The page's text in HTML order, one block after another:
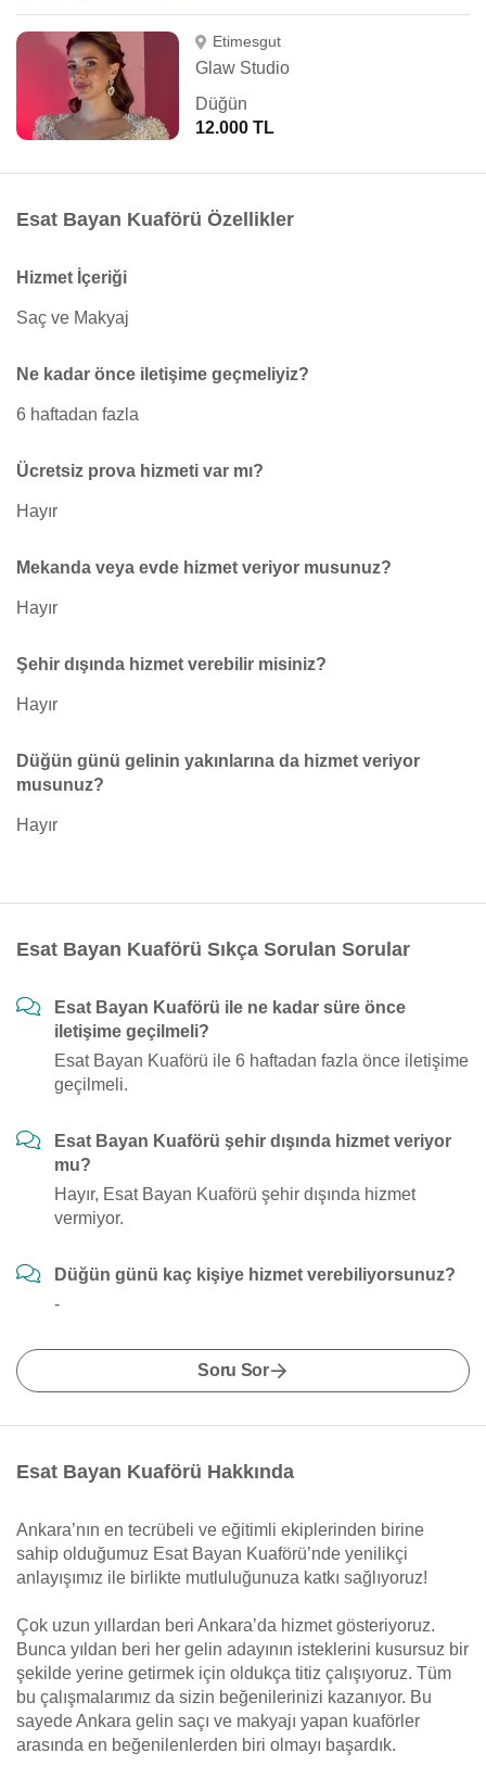
Etimesgut
Glaw Studio
Düğün
12.000 TL
Esat Bayan Kuaförü Özellikler
Hizmet İçeriği
Saç ve Makyaj
Ne kadar önce iletişime geçmeliyiz?
6 haftadan fazla
Ücretsiz prova hizmeti var mı?
Hayır
Mekanda veya evde hizmet veriyor musunuz?
Hayır
Şehir dışında hizmet verebilir misiniz?
Hayır
Düğün günü gelinin yakınlarına da hizmet veriyor
musunuz?
Hayır
Esat Bayan Kuaförü Sıkça Sorulan Sorular
Esat Bayan Kuaförü ile ne kadar süre önce
iletişime geçilmeli?
Esat Bayan Kuaförü ile 6 haftadan fazla önce iletişime
geçilmeli.
Esat Bayan Kuaförü şehir dışında hizmet veriyor
mu?
Hayır, Esat Bayan Kuaförü şehir dışında hizmet
vermiyor.
Düğün günü kaç kişiye hizmet verebiliyorsunuz?
-
Soru Sor
Esat Bayan Kuaförü Hakkında
Ankara’nın en tecrübeli ve eğitimli ekiplerinden birine
sahip olduğumuz Esat Bayan Kuaförü’nde yenilikçi
anlayışımız ile birlikte mutluluğunuza katkı sağlıyoruz!
Çok uzun yıllardan beri Ankara’da hizmet gösteriyoruz.
Bunca yıldan beri her gelin adayının isteklerini kusursuz bir
şekilde yerine getirmek için oldukça titiz çalışıyoruz. Tüm
bu çalışmalarımız da sizin beğenilerinizi kazanıyor. Bu
sayede Ankara gelin saçı ve makyajı yapan kuaförler
arasında en beğenilenlerden biri olmayı başardık.